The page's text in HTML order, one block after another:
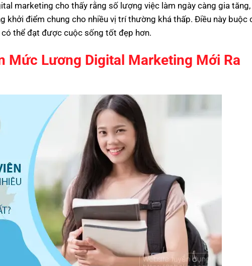
marketing cho thấy rằng số lượng việc làm ngày càng gia
khởi điểm chung cho nhiều vị trí thường khá thấp. Điều này buộc
thể đạt được cuộc sống tốt đẹp hơn.
Mức Lương Digital Marketing Mới Ra